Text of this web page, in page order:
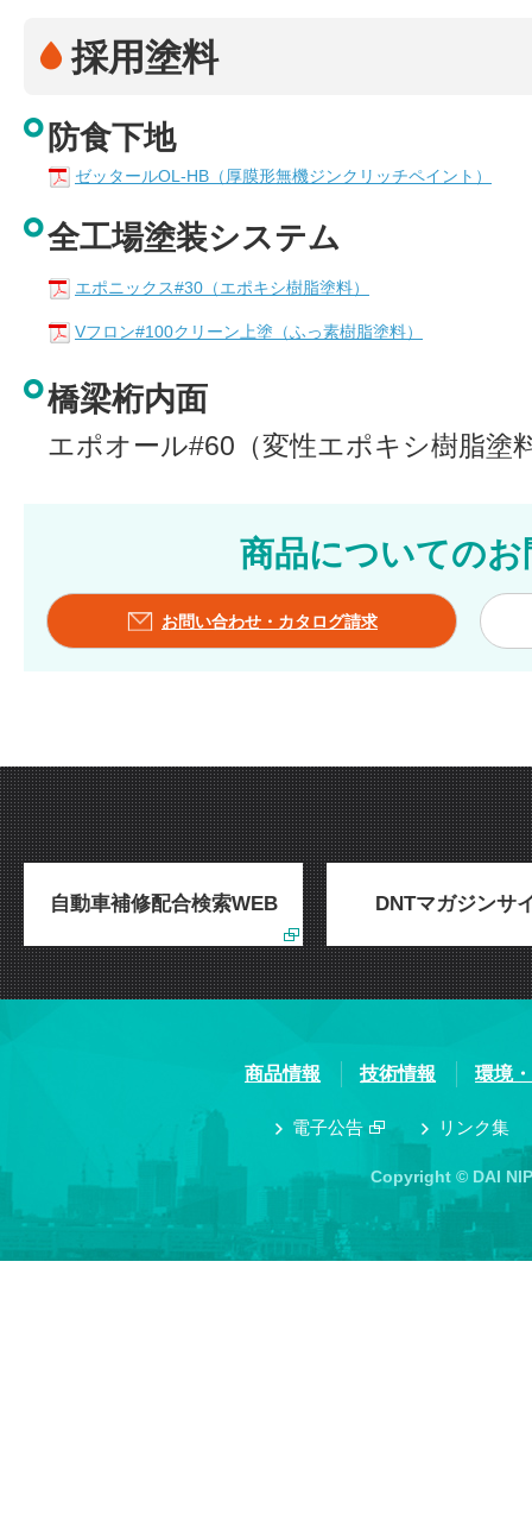
採用塗料
防食下地
ゼッタールOL-HB（厚膜形無機ジンクリッチペイント）
全工場塗装システム
エポニックス#30（エポキシ樹脂塗料）
Vフロン#100クリーン上塗（ふっ素樹脂塗料）
橋梁桁内面
エポオール#60（変性エポキシ樹脂塗
商品についての
お問い合わせ・カタログ請求
自動車補修配合検索WEB DNTマガジンサ
商品情報 技術情報 環境
電子公告 リンク集
Copyright © DAI